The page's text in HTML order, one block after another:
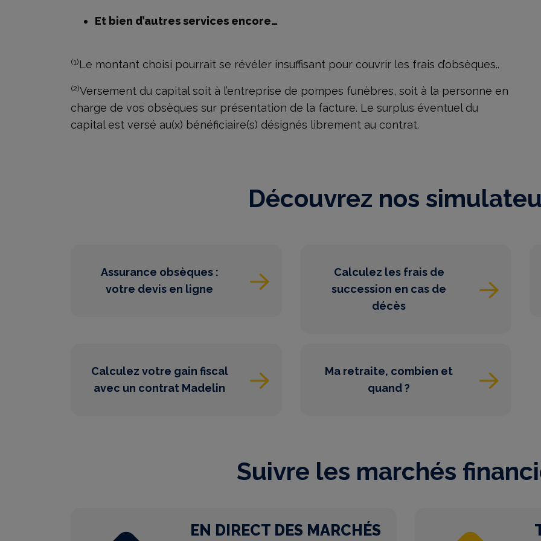
Et bien d’autres services encore…
(1)Le montant choisi pourrait se révéler insuffisant pour couvrir les frais d’obsèques..
(2)Versement du capital soit à l’entreprise de pompes funèbres, soit à la personne en
charge de vos obsèques sur présentation de la facture. Le surplus éventuel du
capital est versé au(x) bénéficiaire(s) désignés librement au contrat.
Découvrez nos
Assurance obsèques :
votre devis en ligne
Calculez les frais de
succession en cas de
décès
Calculez votre gain fiscal
avec un contrat Madelin
Ma retraite, combien et
quand ?
Suivre les marchés
EN DIRECT DES MARCHÉS